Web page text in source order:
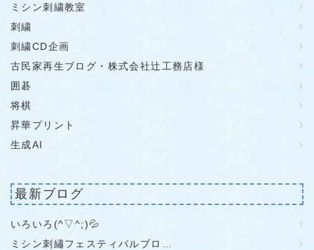
ミシン刺繍教室
刺繍
刺繍CD企画
古民家再生ブログ・株式会社辻工務店様
囲碁
将棋
昇華プリント
生成AI
最新ブログ
いろいろ(^▽^;)💦
ミシン刺繡フェスティバルブロ…